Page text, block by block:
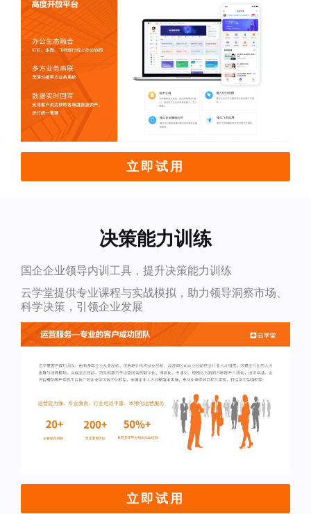
立即试用
决策能力训练
国企企业领导内训工具，提升决策能力训练
云学堂提供专业课程与实战模拟，助力领导洞察市场、
科学决策，引领企业发展
立即试用